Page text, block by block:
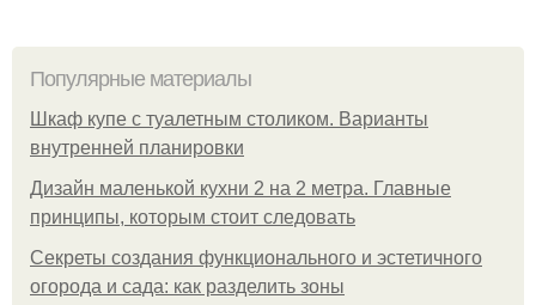
Популярные материалы
Шкаф купе с туалетным столиком. Варианты
внутренней планировки
Дизайн маленькой кухни 2 на 2 метра. Главные
принципы, которым стоит следовать
Секреты создания функционального и эстетичного
огорода и сада: как разделить зоны